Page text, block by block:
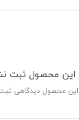
این محصول ثبت
این محصول دیدگاهی